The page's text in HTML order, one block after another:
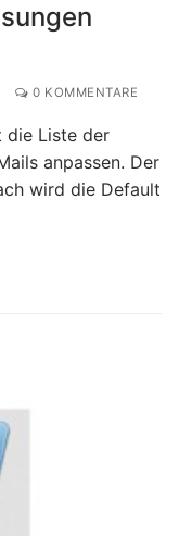
0 KOMMENTARE
die Liste der
anpassen. Der
wird die Default